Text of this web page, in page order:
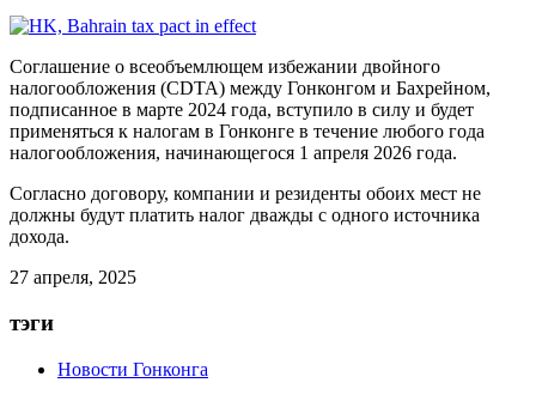
Соглашение о всеобъемлющем избежании двойного
налогообложения (CDTA) между Гонконгом и Бахрейном,
подписанное в марте 2024 года, вступило в силу и будет
применяться к налогам в Гонконге в течение любого года
налогообложения, начинающегося 1 апреля 2026 года.
Согласно договору, компании и резиденты обоих мест не
должны будут платить налог дважды с одного источника
дохода.
27 апреля, 2025
тэги
Новости Гонконга